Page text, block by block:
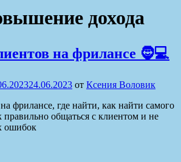
дохода
на фрилансе 🧔💻
24.06.2023 от Ксения Воловик
фрилансе, где найти, как найти самого
правильно общаться с клиентом и не
ошибок